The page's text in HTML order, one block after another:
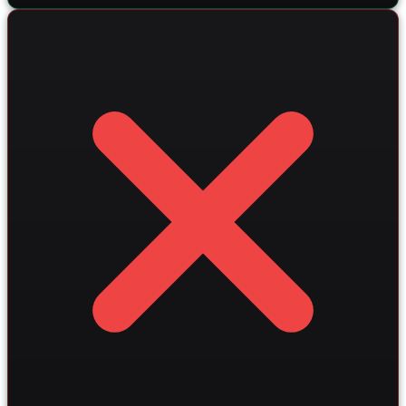
OpenAI GPT с технологией RAG позволяет глубоко
прозрачное управление воронкой продаж и сокращает
время на обработку заявок почти в два раза.